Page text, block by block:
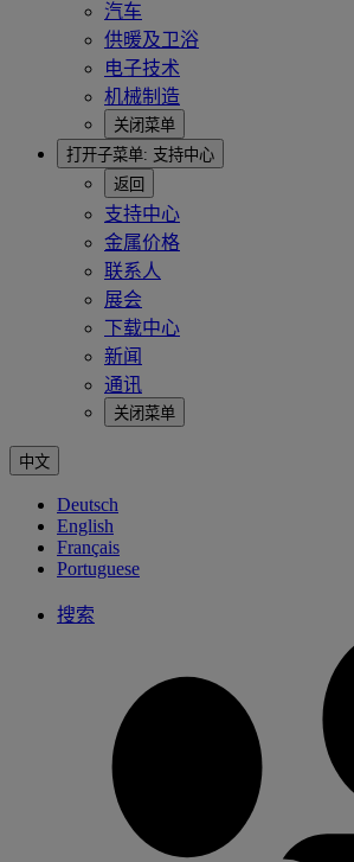
汽车
供暖及卫浴
电子技术
机械制造
关闭菜单
打开子菜单: 支持中心
返回
支持中心
金属价格
联系人
展会
下载中心
新闻
通讯
关闭菜单
中文
Deutsch
English
Français
Portuguese
搜索